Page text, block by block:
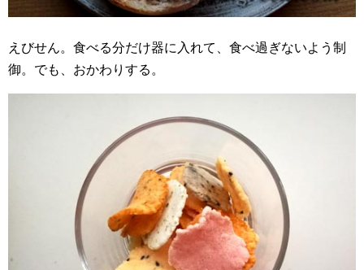
えびせん。食べる分だけ器に入れて、食べ過ぎないよう制
御。でも、おかわりする。